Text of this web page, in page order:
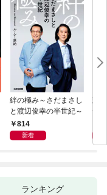
絆の極み～さだまさし
と渡辺俊幸の半世紀～
814
新着
悲
子
ランキング